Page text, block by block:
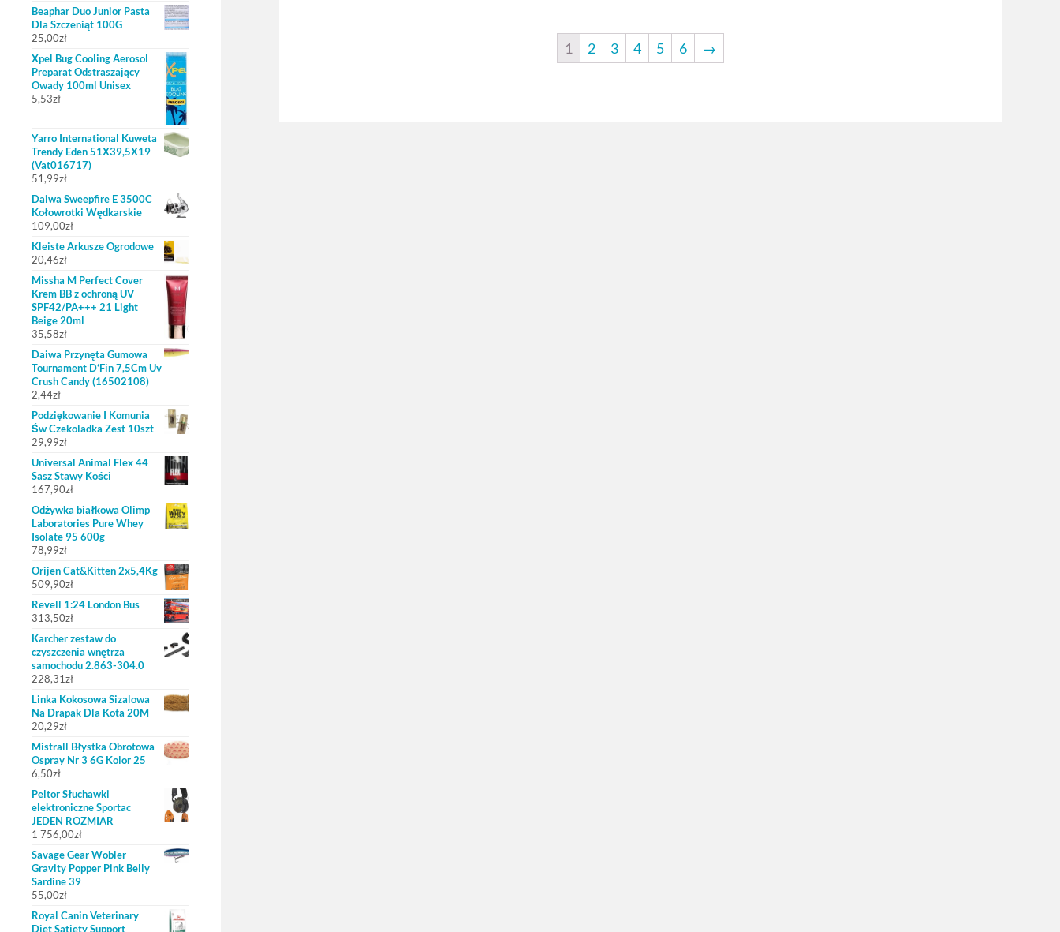
Beaphar Duo Junior Pasta
Dla Szczeniąt 100G
25,00zł
Xpel Bug Cooling Aerosol
Preparat Odstraszający
Owady 100ml Unisex
5,53zł
Yarro International Kuweta
Trendy Eden 51X39,5X19
(Vat016717)
51,99zł
Daiwa Sweepfire E 3500C
Kołowrotki Wędkarskie
109,00zł
Kleiste Arkusze Ogrodowe
20,46zł
Missha M Perfect Cover
Krem BB z ochroną UV
SPF42/PA+++ 21 Light
Beige 20ml
35,58zł
Daiwa Przynęta Gumowa
Tournament D‘Fin 7,5Cm Uv
Crush Candy (16502108)
2,44zł
Podziękowanie I Komunia
Św Czekoladka Zest 10szt
29,99zł
Universal Animal Flex 44
Sasz Stawy Kości
167,90zł
Odżywka białkowa Olimp
Laboratories Pure Whey
Isolate 95 600g
78,99zł
Orijen Cat&Kitten 2x5,4Kg
509,90zł
Revell 1:24 London Bus
313,50zł
Karcher zestaw do
czyszczenia wnętrza
samochodu 2.863-304.0
228,31zł
Linka Kokosowa Sizalowa
Na Drapak Dla Kota 20M
20,29zł
Mistrall Błystka Obrotowa
Ospray Nr 3 6G Kolor 25
6,50zł
Peltor Słuchawki
elektroniczne Sportac
JEDEN ROZMIAR
1 756,00zł
Savage Gear Wobler
Gravity Popper Pink Belly
Sardine 39
55,00zł
Royal Canin Veterinary
Diet Satiety Support
1 2 3 4 5 6 →